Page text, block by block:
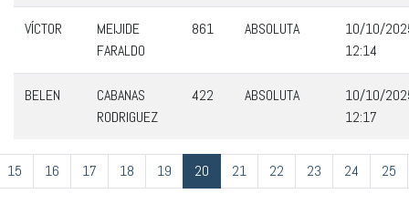
VÍCTOR
MEIJIDE
FARALDO
861 ABSOLUTA
10/10/
12:14
BELEN
CABANAS
RODRIGUEZ
422 ABSOLUTA
10/10/
12:17
15 16 17 18 19 20 21 22 23 24 25